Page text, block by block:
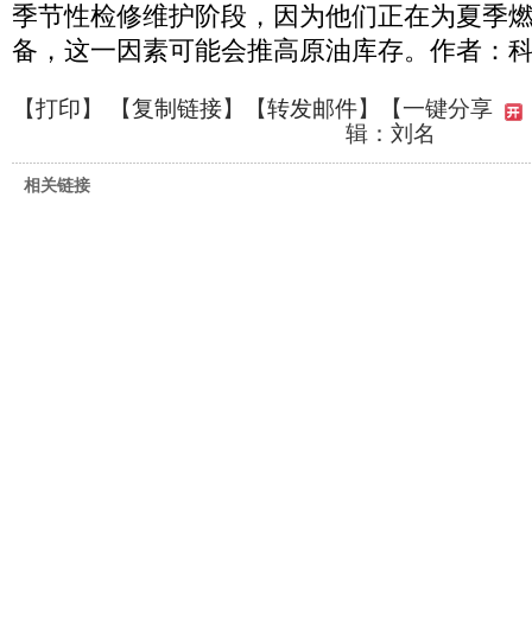
季节性检修维护阶段，因为他们正在为夏季
备，这一因素可能会推高原油库存。作者：
【打印】 【复制链接】【转发邮件】
【一键分享
辑：刘名
相关链接